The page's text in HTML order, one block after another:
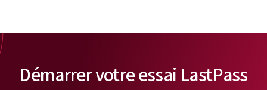
Démarrer votre essai LastPass